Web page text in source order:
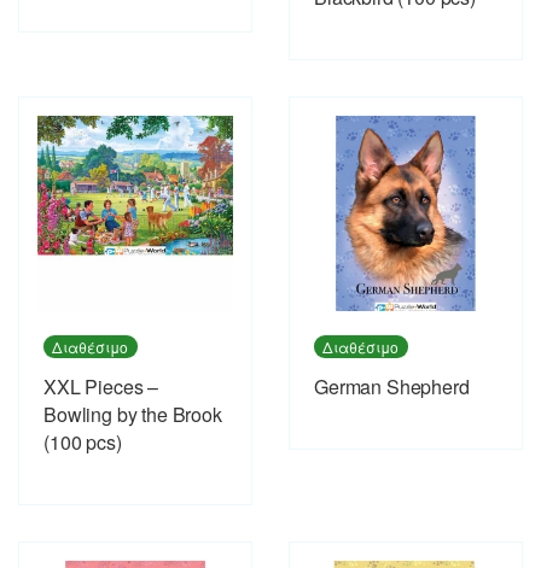
Διαθέσιμο
XXL Pieces –
Bowling by the Brook
(100 pcs)
Διαθέσιμο
German Shepherd